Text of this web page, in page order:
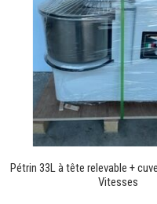
Pétrin 33L à tête relevable +
Vitesses